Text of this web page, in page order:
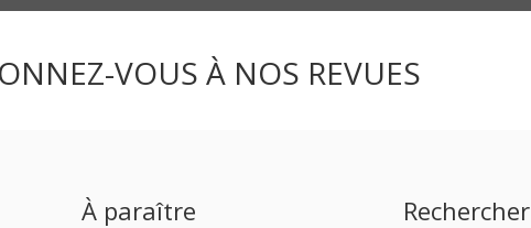
VOUS À NOS REVUES
À paraître Rechercher